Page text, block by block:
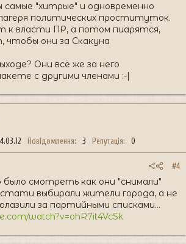
самые "хитрые" и одновременно
политических проституток.
к власти ПР, а потом пиарятся,
чтобы они за Скакуна
Они всё же за него
с другими членами :-|
Повідомлення 3 Репутація 0
#4
смотреть как они "снимали"
выбирали жители города, а не
за партийными списками...
watch?v=ohR7it4VcSk